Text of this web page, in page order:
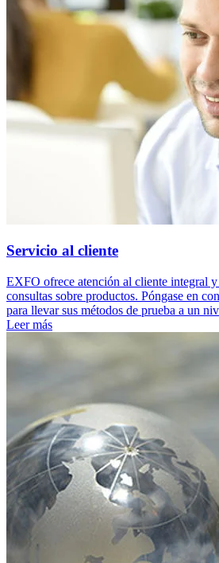
Servicio al cliente
EXFO ofrece atención al cliente integral y
consultas sobre productos. Póngase en
para llevar sus métodos de prueba a un
Leer más